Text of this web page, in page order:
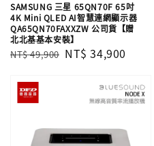
SAMSUNG 三星 65QN70F 65吋
4K Mini QLED AI智慧連網顯示器
QA65QN70FAXXZW 公司貨【贈
北北基基本安裝】
Regular
NT$ 49,900 Sale
NT$ 34,900